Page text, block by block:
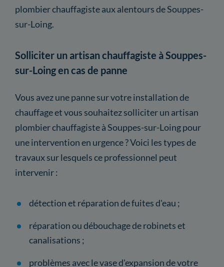
plombier chauffagiste aux alentours de Souppes-
sur-Loing.
Solliciter un artisan chauffagiste à Souppes-
sur-Loing en cas de panne
Vous avez une panne sur votre installation de
chauffage et vous souhaitez solliciter un artisan
plombier chauffagiste à Souppes-sur-Loing pour
une intervention en urgence ? Voici les types de
travaux sur lesquels ce professionnel peut
intervenir :
détection et réparation de fuites d'eau ;
réparation ou débouchage de robinets et
canalisations ;
problèmes avec le vase d'expansion de votre